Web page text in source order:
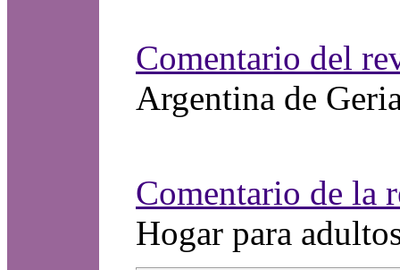
Comentario del
Argentina de
Comentario de la
Hogar para